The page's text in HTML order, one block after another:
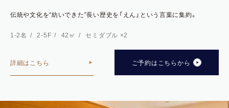
伝統や文化を“紡いできた”長い歴史を「えん」という言葉に集約。
1-2名 2-5F 42㎡ セミダブル ×2
詳細はこちら ご予約はこちらから